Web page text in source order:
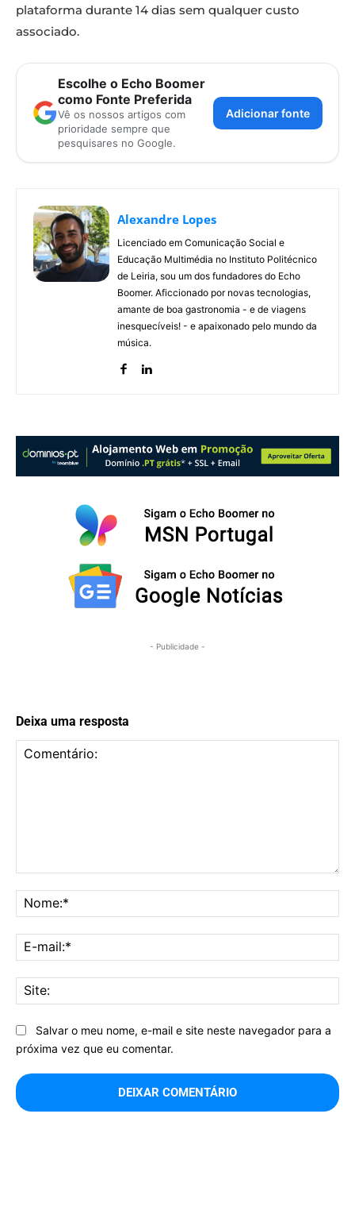
plataforma durante 14 dias sem qualquer custo
associado.
Escolhe o Echo Boomer
como Fonte Preferida
Vê os nossos artigos com
prioridade sempre que
pesquisares no Google.
Adicionar fonte
Alexandre Lopes
Licenciado em Comunicação Social e
Educação Multimédia no Instituto Politécnico
de Leiria, sou um dos fundadores do Echo
Boomer. Aficcionado por novas tecnologias,
amante de boa gastronomia - e de viagens
inesquecíveis! - e apaixonado pelo mundo da
música.
- Publicidade -
Deixa uma resposta
Salvar o meu nome, e-mail e site neste navegador para a
próxima vez que eu comentar.